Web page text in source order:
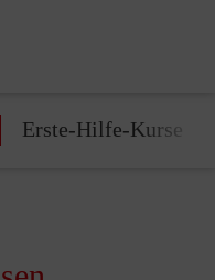
Erste-Hilfe-Kurse